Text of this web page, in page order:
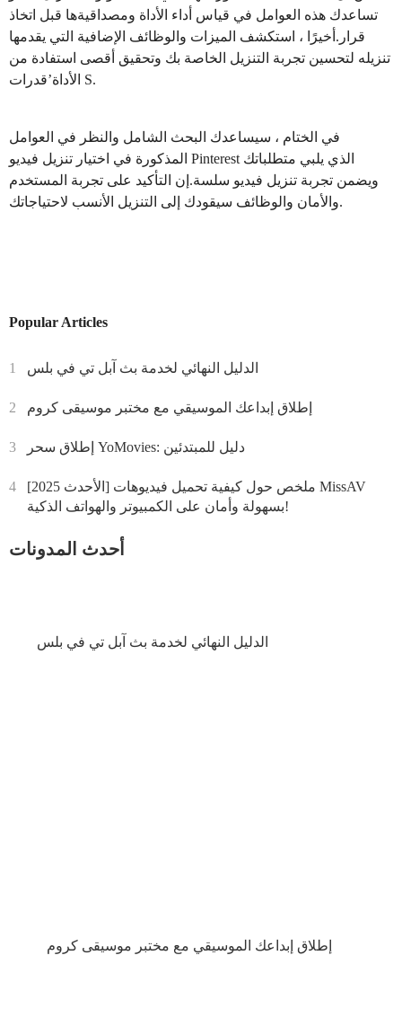
تساعدك هذه العوامل في قياس أداء الأداة ومصداقيةها قبل اتخاذ
قرار.أخيرًا ، استكشف الميزات والوظائف الإضافية التي يقدمها
تنزيله لتحسين تجربة التنزيل الخاصة بك وتحقيق أقصى استفادة من
الأداة’قدرات S.
في الختام ، سيساعدك البحث الشامل والنظر في العوامل
المذكورة في اختيار تنزيل فيديو Pinterest الذي يلبي متطلباتك
ويضمن تجربة تنزيل فيديو سلسة.إن التأكيد على تجربة المستخدم
والأمان والوظائف سيقودك إلى التنزيل الأنسب لاحتياجاتك.
Popular Articles
1 الدليل النهائي لخدمة بث آبل تي في بلس
2 إطلاق إبداعك الموسيقي مع مختبر موسيقى كروم
3 إطلاق سحر YoMovies: دليل للمبتدئين
4
[الأحدث 2025] ملخص حول كيفية تحميل فيديوهات MissAV
بسهولة وأمان على الكمبيوتر والهواتف الذكية!
أحدث المدونات
الدليل النهائي لخدمة بث آبل تي في بلس
إطلاق إبداعك الموسيقي مع مختبر موسيقى كروم